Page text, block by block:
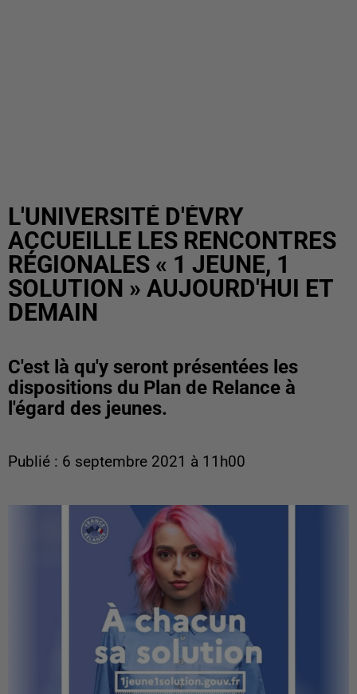
L'UNIVERSITÉ D'ÉVRY
ACCUEILLE LES RENCONTRES
RÉGIONALES « 1 JEUNE, 1
SOLUTION » AUJOURD'HUI ET
DEMAIN
C'est là qu'y seront présentées les
dispositions du Plan de Relance à
l'égard des jeunes.
Publié : 6 septembre 2021 à 11h00